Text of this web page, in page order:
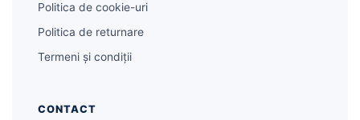
Politica de cookie-uri
Politica de returnare
Termeni și condiții
CONTACT